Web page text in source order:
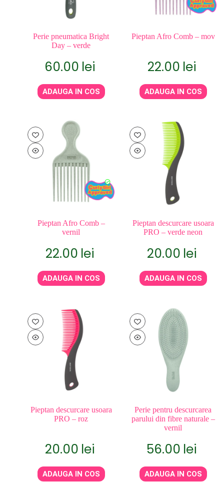
Perie pneumatica Bright
Day – verde
60.00 lei
ADAUGA IN COS
Pieptan Afro Comb – mov
22.00 lei
ADAUGA IN COS
Pieptan Afro Comb –
vernil
22.00 lei
ADAUGA IN COS
Pieptan descurcare usoara
PRO – verde neon
20.00 lei
ADAUGA IN COS
Pieptan descurcare usoara
PRO – roz
20.00 lei
ADAUGA IN COS
Perie pentru descurcarea
parului din fibre naturale –
vernil
56.00 lei
ADAUGA IN COS